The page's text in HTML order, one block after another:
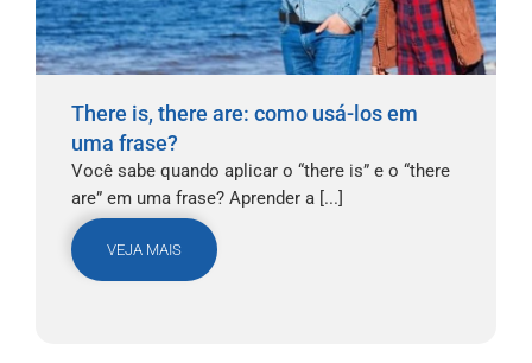
There is, there are: como usá-los em
uma frase?
Você sabe quando aplicar o “there is” e o “there
are” em uma frase? Aprender a [...]
VEJA MAIS